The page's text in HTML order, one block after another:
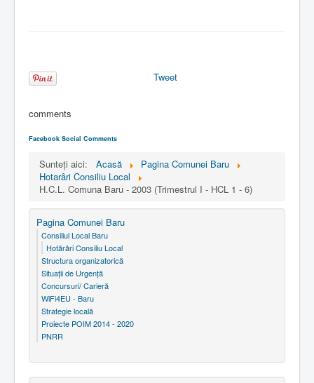
Tweet
comments
Facebook Social Comments
Sunteți aici: Acasă
Pagina Comunei Baru
Hotarâri Consiliu Local
H.C.L. Comuna Baru - 2003 (Trimestrul I - HCL 1 - 6)
Pagina Comunei Baru
Consiliul Local Baru
Hotărâri Consiliu Local
Structura organizatorică
Situaţii de Urgenţă
Concursuri/ Carieră
WiFi4EU - Baru
Strategie locală
Proiecte POIM 2014 - 2020
PNRR